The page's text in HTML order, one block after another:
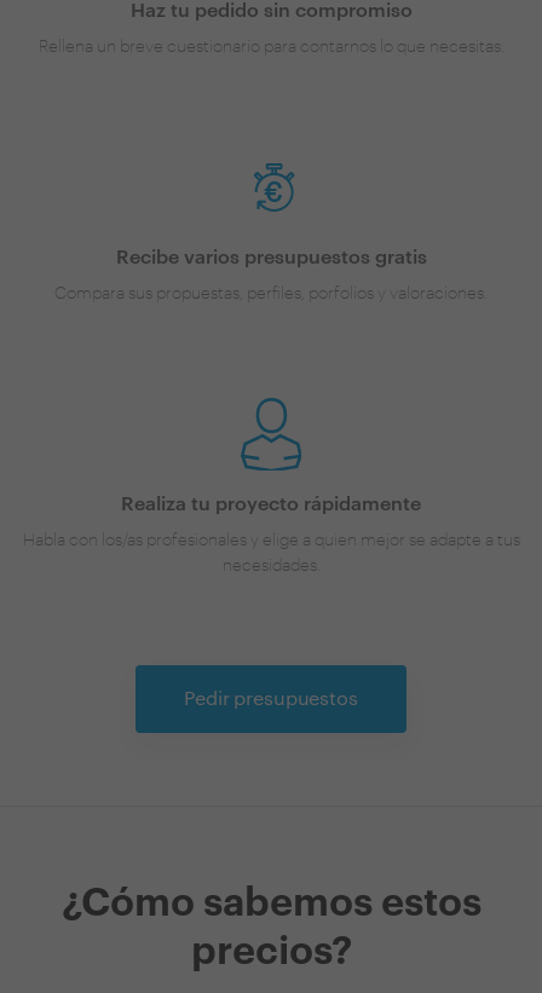
Haz tu pedido sin compromiso
Rellena un breve cuestionario para contarnos lo que necesitas.
Recibe varios presupuestos gratis
Compara sus propuestas, perfiles, porfolios y valoraciones.
Realiza tu proyecto rápidamente
Habla con los/as profesionales y elige a quien mejor se adapte a tus
necesidades.
Pedir presupuestos
¿Cómo sabemos estos
precios?